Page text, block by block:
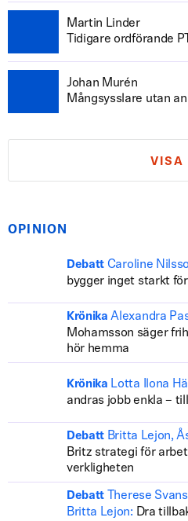
Martin Linder
Tidigare ordförande
Johan Murén
Mångsysslare utan
VISA
OPINION
Debatt Caroline
bygger inget starkt
Krönika Alexandra
Mohamsson säger
hör hemma
Krönika Lotta Ilona
andras jobb enkla –
Debatt Britta Lejon,
Britz strategi för
verkligheten
Debatt
Therese
Britta Lejon: Dra